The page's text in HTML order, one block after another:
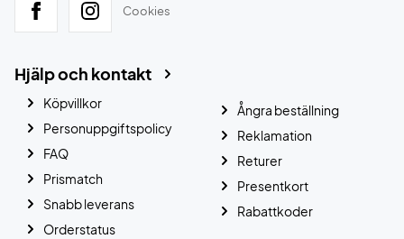
Cookies
Hjälp och kontakt
Köpvillkor
Personuppgiftspolicy
FAQ
Prismatch
Snabb leverans
Orderstatus
Ångra beställning
Reklamation
Returer
Presentkort
Rabattkoder